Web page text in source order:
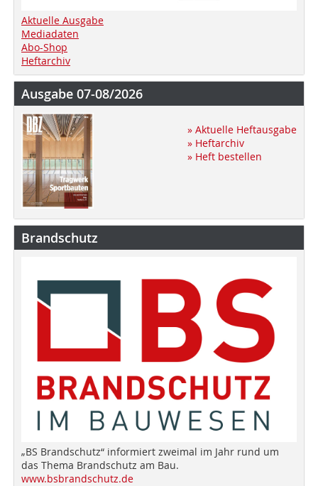
Aktuelle Ausgabe
Mediadaten
Abo-Shop
Heftarchiv
Ausgabe 07-08/2026
» Aktuelle Heftausgabe
» Heftarchiv
» Heft bestellen
Brandschutz
„BS Brandschutz“ informiert zweimal im Jahr rund um
das Thema Brandschutz am Bau.
www.bsbrandschutz.de